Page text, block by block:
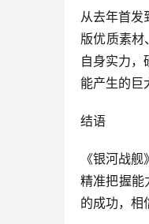
从去年首发
版优质素
自身实力
能产生的巨
结语
《银河战
精准把握能
的成功，相